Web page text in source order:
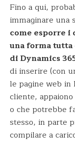
Fino a qui,
immaginare una
come esporre i
una forma
di Dynamics
di inserire (con
le pagine web in
cliente,
o che potrebbe
stesso, in parte
compilare a